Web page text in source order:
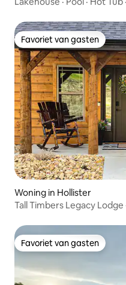
Favoriet van gasten
Favoriet van gasten
Woning in Hollister
Tall Timbers Legacy Lodge
Favoriet van gasten
Favoriet van gasten